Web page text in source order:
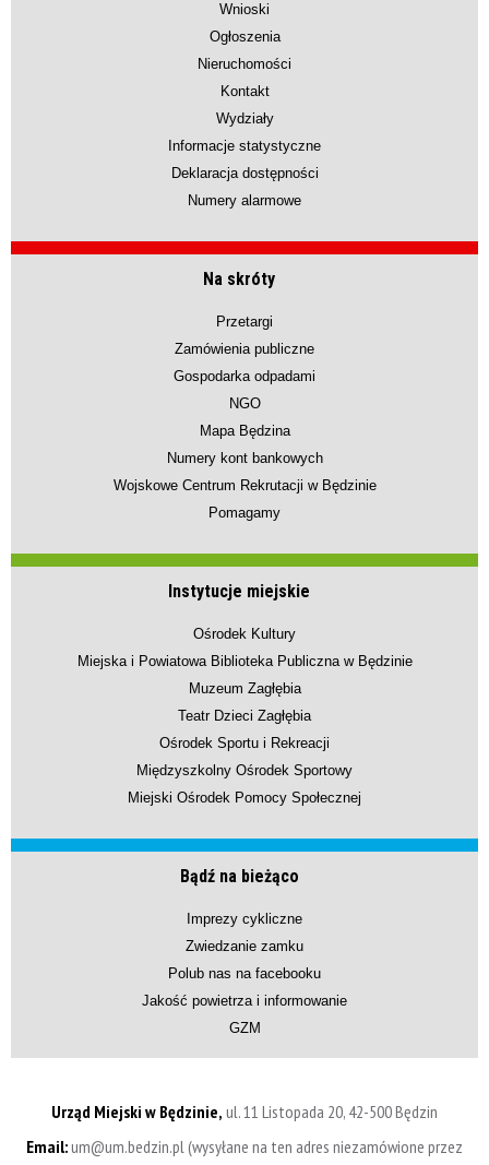
Wnioski
Ogłoszenia
Nieruchomości
Kontakt
Wydziały
Informacje statystyczne
Deklaracja dostępności
Numery alarmowe
Na skróty
Przetargi
Zamówienia publiczne
Gospodarka odpadami
NGO
Mapa Będzina
Numery kont bankowych
Wojskowe Centrum Rekrutacji w Będzinie
Pomagamy
Instytucje miejskie
Ośrodek Kultury
Miejska i Powiatowa Biblioteka Publiczna w Będzinie
Muzeum Zagłębia
Teatr Dzieci Zagłębia
Ośrodek Sportu i Rekreacji
Międzyszkolny Ośrodek Sportowy
Miejski Ośrodek Pomocy Społecznej
Bądź na bieżąco
Imprezy cykliczne
Zwiedzanie zamku
Polub nas na facebooku
Jakość powietrza i informowanie
GZM
Urząd Miejski w Będzinie, ul. 11 Listopada 20, 42-500 Będzin
Email:um@um.bedzin.pl (wysyłane na ten adres niezamówione przez